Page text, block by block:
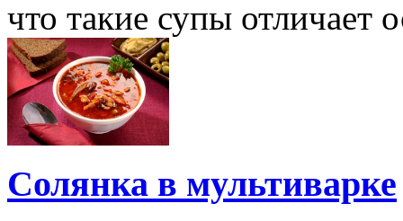
что такие супы отличает
Солянка в мультиварке